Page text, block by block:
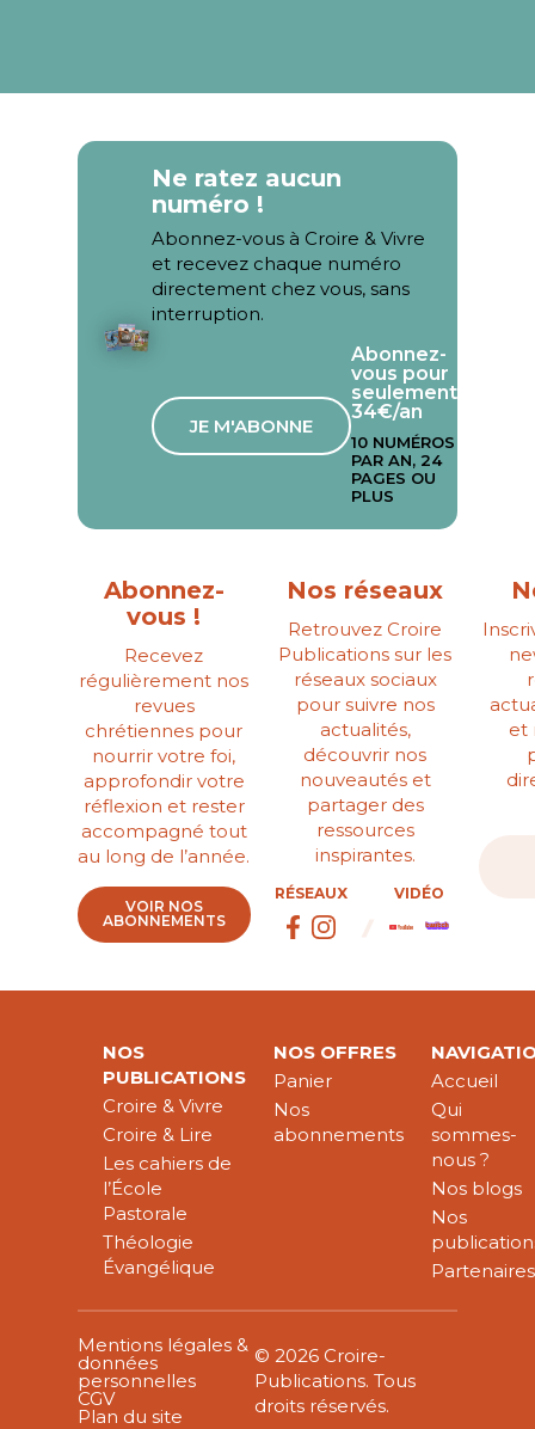
Ne ratez aucun
numéro !
Abonnez-vous à Croire & Vivre
et recevez chaque numéro
directement chez vous, sans
interruption.
JE M'ABONNE
Abonnez-
vous pour
seulement
34€/an
10 NUMÉROS
PAR AN, 24
PAGES OU
PLUS
Abonnez-
vous !
Recevez
régulièrement nos
revues
chrétiennes pour
nourrir votre foi,
approfondir votre
réflexion et rester
accompagné tout
au long de l’année.
VOIR NOS
ABONNEMENTS
Nos réseaux
Retrouvez Croire
Publications sur les
réseaux sociaux
pour suivre nos
actualités,
découvrir nos
nouveautés et
partager des
ressources
inspirantes.
RÉSEAUX VIDÉO
et
NOS
PUBLICATIONS
Croire & Vivre
Croire & Lire
Les cahiers de
l’École
Pastorale
Théologie
Évangélique
NOS OFFRES
Panier
Nos
abonnements
Accueil
Qui
sommes-
nous ?
Nos blogs
Nos
Partenaires
Mentions légales &
données
personnelles
CGV
Plan du site
© 2026 Croire-
Publications. Tous
droits réservés.